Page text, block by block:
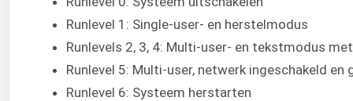
Runlevel 1: Single-user- en herstelmodus
Runlevels 2, 3, 4: Multi-user- en tekstmodus
Runlevel 5: Multi-user, netwerk ingeschakeld en
Runlevel 6: Systeem herstarten